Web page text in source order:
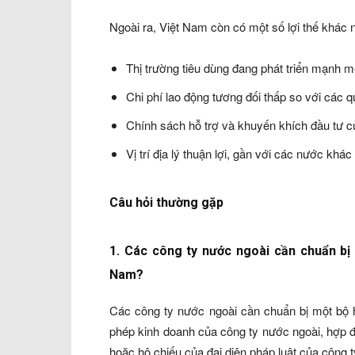
Ngoài ra, Việt Nam còn có một số lợi thế khác
Thị trường tiêu dùng đang phát triển mạnh
Chi phí lao động tương đối thấp so với các
Chính sách hỗ trợ và khuyến khích đầu tư
Vị trí địa lý thuận lợi, gần với các nước
Câu hỏi thường gặp
1. Các công ty nước ngoài cần chuẩn
Nam?
Các công ty nước ngoài cần chuẩn bị một
phép kinh doanh của công ty nước ngoài, hợp
hoặc hộ chiếu của đại diện pháp luật của công